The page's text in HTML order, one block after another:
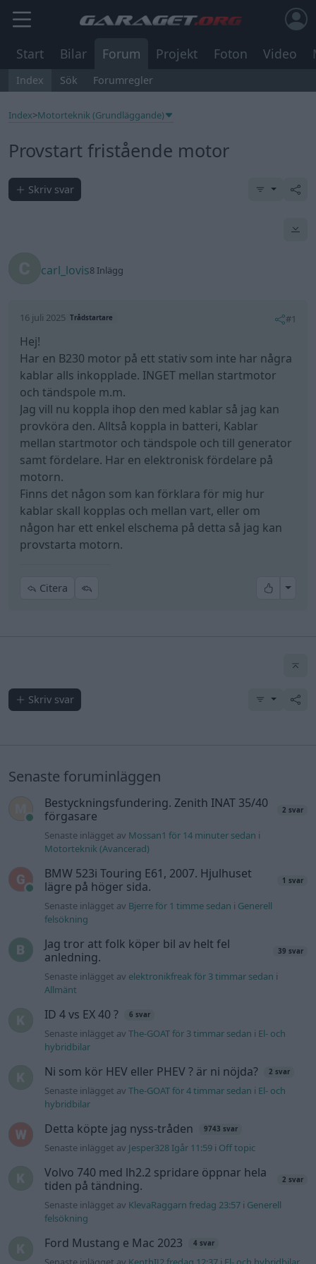
Start Bilar Forum Projekt Foton Video
Index Sök Forumregler
Index>Motorteknik (Grundläggande)
Provstart fristående motor
Skriv svar
carl_lovis8 Inlägg
16 juli 2025 Trådstartare #1
Hej!
Har en B230 motor på ett stativ som inte har några
kablar alls inkopplade. INGET mellan startmotor
och tändspole m.m.
Jag vill nu koppla ihop den med kablar så jag kan
provköra den. Alltså koppla in batteri, Kablar
mellan startmotor och tändspole och till generator
samt fördelare. Har en elektronisk fördelare på
motorn.
Finns det någon som kan förklara för mig hur
kablar skall kopplas och mellan vart, eller om
någon har ett enkel elschema på detta så jag kan
provstarta motorn.
Citera All
Skriv svar
Senaste foruminläggen
Bestyckningsfundering. Zenith INAT 35/40
förgasare
2 svar
Senaste inlägget av Mossan1 för 14 minuter sedan i
Motorteknik (Avancerad)
BMW 523i Touring E61, 2007. Hjulhuset
lägre på höger sida.
1 svar
Senaste inlägget av Bjerre för 1 timme sedan i Generell
felsökning
Jag tror att folk köper bil av helt fel
anledning.
39 svar
Senaste inlägget av elektronikfreak för 3 timmar sedan i
Allmänt
ID 4 vs EX 40 ? 6 svar
Senaste inlägget avThe-GOAT för 3 timmar sedan i El- och
hybridbilar
Ni som kör HEV eller PHEV ? är ni nöjda? 2 svar
Senaste inlägget avThe-GOAT för 4 timmar sedan i El- och
hybridbilar
Detta köpte jag nyss-tråden 9743 svar
Senaste inlägget av Jesper328 Igår 11:59 i Off topic
Volvo 740 med lh2.2 spridare öppnar hela
tiden på tändning.
2 svar
Senaste inlägget av KlevaRaggarn fredag 23:57 i Generell
felsökning
Ford Mustang e Mac 2023 4 svar